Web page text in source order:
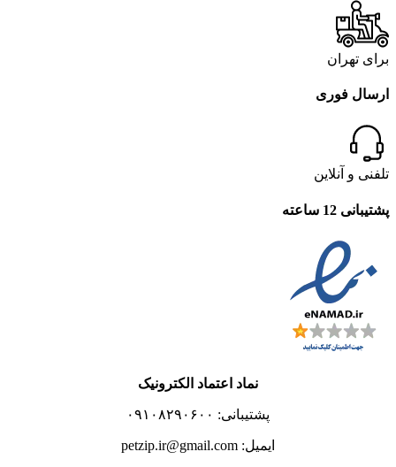
برای تهران
ارسال فوری
تلفنی و آنلاین
پشتیبانی 12 ساعته
نماد اعتماد الکترونیک
پشتیبانی: ۰۹۱۰۸۲۹۰۶۰۰
ایمیل: petzip.ir@gmail.com